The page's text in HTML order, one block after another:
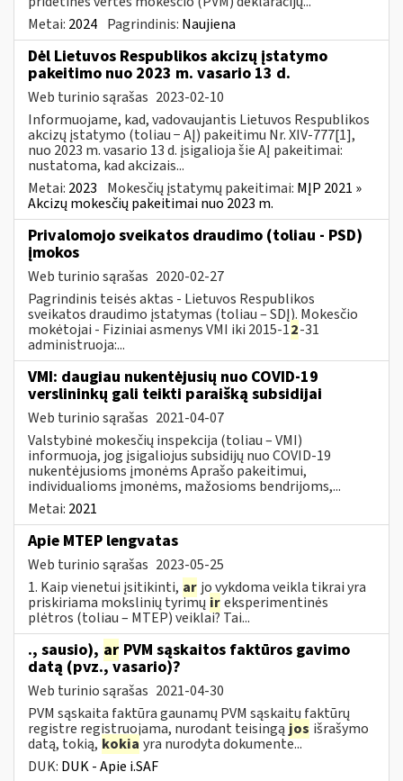
Metai: 2024 Pagrindinis: Naujiena
Dėl Lietuvos Respublikos akcizų įstatymo
pakeitimo nuo 2023 m. vasario 13 d.
Web turinio sąrašas 2023-02-10
Informuojame, kad, vadovaujantis Lietuvos Respublikos
akcizų įstatymo (toliau − AĮ) pakeitimu Nr. XIV-777[1],
nuo 2023 m. vasario 13 d. įsigalioja šie AĮ pakeitimai:
nustatoma, kad akcizais...
Metai: 2023 Mokesčių įstatymų pakeitimai: MĮP 2021 »
Akcizų mokesčių pakeitimai nuo 2023 m.
Privalomojo sveikatos draudimo (toliau - PSD)
įmokos
Web turinio sąrašas 2020-02-27
Pagrindinis teisės aktas - Lietuvos Respublikos
sveikatos draudimo įstatymas (toliau – SDĮ). Mokesčio
mokėtojai - Fiziniai asmenys VMI iki 2015-12-31
administruoja:...
VMI: daugiau nukentėjusių nuo COVID-19
verslininkų gali teikti paraišką subsidijai
Web turinio sąrašas 2021-04-07
Valstybinė mokesčių inspekcija (toliau – VMI)
informuoja, jog įsigaliojus subsidijų nuo COVID-19
nukentėjusioms įmonėms Aprašo pakeitimui,
individualioms įmonėms, mažosioms bendrijoms,...
Metai: 2021
Apie MTEP lengvatas
Web turinio sąrašas 2023-05-25
1. Kaip vienetui įsitikinti, ar jo vykdoma veikla tikrai yra
priskiriama mokslinių tyrimų ireksperimentinės
plėtros (toliau – MTEP) veiklai? Tai...
., sausio), ar PVM sąskaitos faktūros gavimo
datą (pvz., vasario)?
Web turinio sąrašas 2021-04-30
PVM sąskaita faktūra gaunamų PVM sąskaitų faktūrų
registre registruojama, nurodant teisingą jos išrašymo
datą, tokią, kokia yra nurodyta dokumente...
DUK: DUK - Apie i.SAF